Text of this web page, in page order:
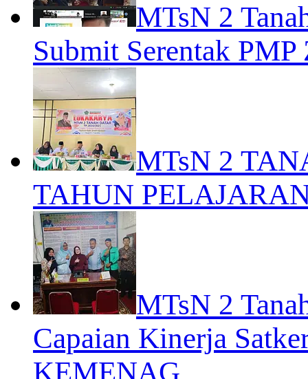
MTsN 2
Submit Serentak PMP
MTsN 2
TAHUN
MTsN 2
Capaian Kinerja
KEMENAG